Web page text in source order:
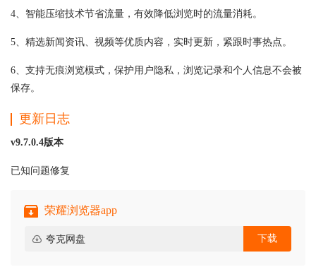
4、智能压缩技术节省流量，有效降低浏览时的流量消耗。
5、精选新闻资讯、视频等优质内容，实时更新，紧跟时事热点。
6、支持无痕浏览模式，保护用户隐私，浏览记录和个人信息不会被
保存。
更新日志
v9.7.0.4版本
已知问题修复
荣耀浏览器app
夸克网盘 下载